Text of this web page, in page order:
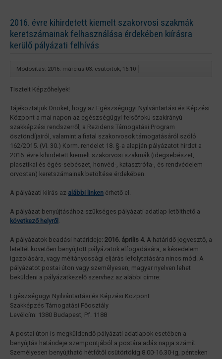
2016. évre kihirdetett kiemelt szakorvosi szakmák
keretszámainak felhasználása érdekében kiírásra
kerülő pályázati felhívás
Módosítás: 2016. március 03. csütörtök, 16:10
Tisztelt Képzőhelyek!
Tájékoztatjuk Önöket, hogy az Egészségügyi Nyilvántartási és Képzési
Központ a mai napon az egészségügyi felsőfokú szakirányú
szakképzési rendszerről, a Rezidens Támogatási Program
ösztöndíjairól, valamint a fiatal szakorvosok támogatásáról szóló
162/2015. (VI. 30.) Korm. rendelet 18. §-a alapján pályázatot hirdet a
2016. évre kihirdetett kiemelt szakorvosi szakmák (idegsebészet,
plasztikai és égés-sebészet, honvéd-, katasztrófa-, és rendvédelem
orvostan) keretszámainak betöltése érdekében.
A pályázati kiírás az alábbi linken érhető el.
A pályázat benyújtásához szükséges pályázati adatlap letölthető a
következő helyről .
A pályázatok beadási határideje: 2016. április 4. A határidő jogvesztő, a
leteltét követően benyújtott pályázatok elfogadására, a késedelem
igazolására, vagy méltányossági eljárás lefolytatására nincs mód. A
pályázatot postai úton vagy személyesen, magyar nyelven lehet
beküldeni a pályázatkezelő szervhez az alábbi címre:
Egészségügyi Nyilvántartási és Képzési Központ
Szakképzés Támogatási Főosztály
Levélcím: 1380 Budapest, Pf. 1188
A postai úton is megküldendő pályázati adatlapok esetében a
benyújtás határideje szempontjából a postára adás napja számít.
Személyesen benyújtható hétfőtől csütörtökig 8.00-16.30-ig, pénteken